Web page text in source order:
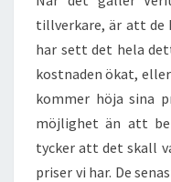
tillverkare, är att de
har sett det hela
kostnaden ökat,
kommer höja sina
möjlighet än att
tycker att det skall
priser vi har. De